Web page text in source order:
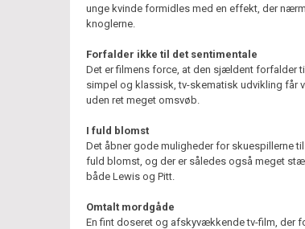
unge kvinde formidles med en effekt, der
knoglerne.
Forfalder ikke til det sentimentale
Det er filmens force, at den sjældent forfalder
simpel og klassisk, tv-skematisk udvikling får
uden ret meget omsvøb.
I fuld blomst
Det åbner gode muligheder for skuespillerne
fuld blomst, og der er således også meget
både Lewis og Pitt.
Omtalt mordgåde
En fint doseret og afskyvækkende tv-film, der